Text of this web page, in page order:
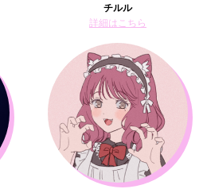
チルル
詳細はこちら